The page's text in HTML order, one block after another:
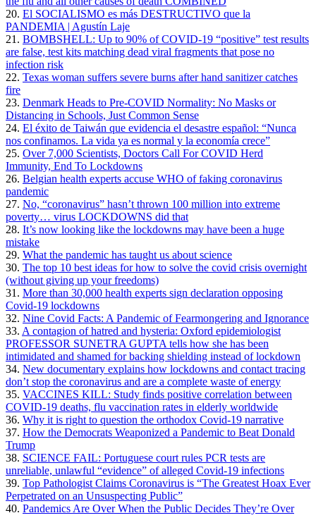
20. El SOCIALISMO es más DESTRUCTIVO que la
PANDEMIA | Agustín Laje
21. BOMBSHELL: Up to 90% of COVID-19 “positive” test results
are false, test kits matching dead viral fragments that pose no
infection risk
22. Texas woman suffers severe burns after hand sanitizer catches
fire
23. Denmark Heads to Pre-COVID Normality: No Masks or
Distancing in Schools, Just Common Sense
24. El éxito de Taiwán que evidencia el desastre español: “Nunca
nos confinamos. La vida ya es normal y la economía crece”
25. Over 7,000 Scientists, Doctors Call For COVID Herd
Immunity, End To Lockdowns
26. Belgian health experts accuse WHO of faking coronavirus
pandemic
27. No, “coronavirus” hasn’t thrown 100 million into extreme
poverty… virus LOCKDOWNS did that
28. It’s now looking like the lockdowns may have been a huge
mistake
29. What the pandemic has taught us about science
30. The top 10 best ideas for how to solve the covid crisis overnight
(without giving up your freedoms)
31. More than 30,000 health experts sign declaration opposing
Covid-19 lockdowns
32. Nine Covid Facts: A Pandemic of Fearmongering and Ignorance
33. A contagion of hatred and hysteria: Oxford epidemiologist
PROFESSOR SUNETRA GUPTA tells how she has been
intimidated and shamed for backing shielding instead of lockdown
34. New documentary explains how lockdowns and contact tracing
don’t stop the coronavirus and are a complete waste of energy
35. VACCINES KILL: Study finds positive correlation between
COVID-19 deaths, flu vaccination rates in elderly worldwide
36. Why it is right to question the orthodox Covid-19 narrative
37. How the Democrats Weaponized a Pandemic to Beat Donald
Trump
38. SCIENCE FAIL: Portuguese court rules PCR tests are
unreliable, unlawful “evidence” of alleged Covid-19 infections
39. Top Pathologist Claims Coronavirus is “The Greatest Hoax Ever
Perpetrated on an Unsuspecting Public”
40. Pandemics Are Over When the Public Decides They’re Over